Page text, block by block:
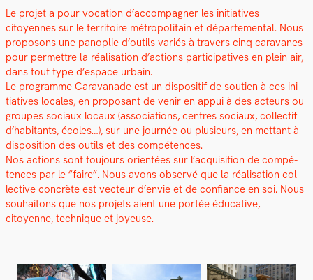
Le pro­jet a pour voca­tion d’accompagner les ini­tia­tives
citoyennes sur le ter­ri­toire mét­ro­pol­i­tain et départe­men­tal. Nous
pro­posons une panoplie d’outils var­iés à tra­vers cinq car­a­vanes
pour per­me­t­tre la réal­i­sa­tion d’actions par­tic­i­pa­tives en plein air,
dans tout type d’espace urbain.
Le pro­gramme Car­a­vanade est un dis­posi­tif de sou­tien à ces ini­
tia­tives locales, en pro­posant de venir en appui à des acteurs ou
groupes soci­aux locaux (asso­ci­a­tions, cen­tres soci­aux, col­lec­tif
d’habitants, écoles…), sur une journée ou plusieurs, en met­tant à
dis­po­si­tion des out­ils et des com­pé­tences.
Nos actions sont tou­jours ori­en­tées sur l’acquisition de com­pé­
tences par le “faire”. Nous avons observé que la réal­i­sa­tion col­
lec­tive con­crète est vecteur d’envie et de con­fi­ance en soi. Nous
souhaitons que nos pro­jets aient une portée éduca­tive,
citoyenne, tech­nique et joyeuse.